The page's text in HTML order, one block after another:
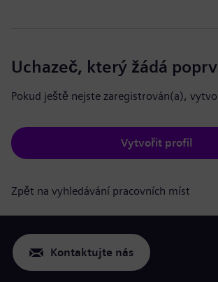
Uchazeč, který žádá
Pokud ještě nejste zaregistrován(a),
Vytvořit profil
Zpět na vyhledávání pracovních míst
Kontaktujte nás